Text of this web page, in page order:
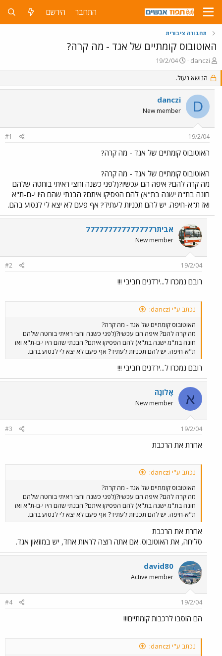
התחבר הירשם
תחבורה ציבורית
האוטובוס קומתיים של אגד - מה קרה?
פ
ו
ת
ח
נ
danczi
פ
ו
ר
ס
ב
ת
ך
19/2/04
הנושא נעול.
D
danczi
New member
19/2/04
#1
האוטובוס קומתיים של אגד - מה קרה?
האוטובוס קומתיים של אגד - מה קרה?
מה קרה להם? איפה הם עכשיו?(לפני כשנה וחצי ראיתי בוחטה שלהם
חונה בת"מ ישנה בת"א) להם הפסיקו איתם? הבנתי שהם היו י-ם-ת"א
ואז ת"א-חיפה. יש להם תכניות לעתיד? אף פעם לא יצא לי לנסוע בהם.
אביתר777777777777777
New member
19/2/04
#2
רובם נמכרו ל...ירדנים חביבי !!!
נכתב ע"י danczi:
האוטובוס קומתיים של אגד - מה קרה?
מה קרה להם? איפה הם עכשיו?(לפני כשנה וחצי ראיתי בוחטה שלהם
חונה בת"מ ישנה בת"א) להם הפסיקו איתם? הבנתי שהם היו י-ם-ת"א ואז
ת"א-חיפה. יש להם תכניות לעתיד? אף פעם לא יצא לי לנסוע בהם.
רובם נמכרו ל...ירדנים חביבי !!!
א אָלוֹנָה
New member
19/2/04
#3
אחרת את הרכבת
נכתב ע"י danczi:
האוטובוס קומתיים של אגד - מה קרה?
מה קרה להם? איפה הם עכשיו?(לפני כשנה וחצי ראיתי בוחטה שלהם
חונה בת"מ ישנה בת"א) להם הפסיקו איתם? הבנתי שהם היו י-ם-ת"א ואז
ת"א-חיפה. יש להם תכניות לעתיד? אף פעם לא יצא לי לנסוע בהם.
אחרת את הרכבת
סליחה, את האוטובוס. אם אתה רוצה לראות אחד, יש במוזאון אגד.
david80
Active member
19/2/04
#4
הם הוסבו לרכבות קומתיים!!!
נכתב ע"י danczi: